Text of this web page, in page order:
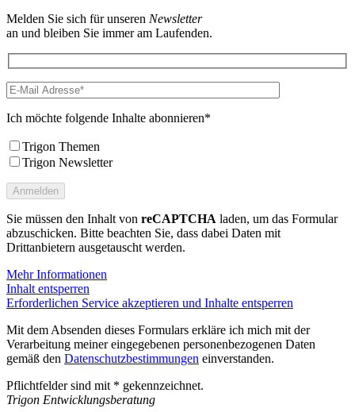
Melden Sie sich für unseren Newsletter
an und bleiben Sie immer am Laufenden.
Ich möchte folgende Inhalte abonnieren*
Trigon Themen
Trigon Newsletter
Sie müssen den Inhalt von reCAPTCHA laden, um das Formular
abzuschicken. Bitte beachten Sie, dass dabei Daten mit
Drittanbietern ausgetauscht werden.
Mehr Informationen
Inhalt entsperren
Erforderlichen Service akzeptieren und Inhalte entsperren
Mit dem Absenden dieses Formulars erkläre ich mich mit der
Verarbeitung meiner eingegebenen personenbezogenen Daten
gemäß den Datenschutzbestimmungen einverstanden.
Pflichtfelder sind mit * gekennzeichnet.
Trigon Entwicklungsberatung